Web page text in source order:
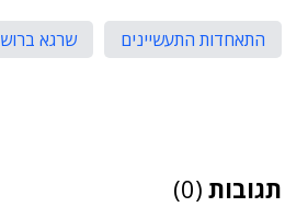
התאחדות התעשיינים שרגא ברוש
תגובות (0)